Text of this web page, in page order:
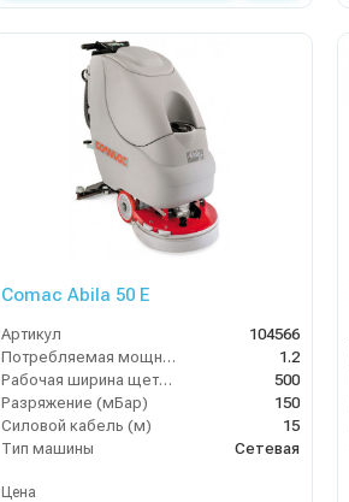
Comac Abila 50 E
Артикул
104566
Потребляемая мощность (кВт)
1.2
Рабочая ширина щеток (мм)
500
Разряжение (мБар)
150
Силовой кабель (м)
15
Тип машины
Сетевая
Цена